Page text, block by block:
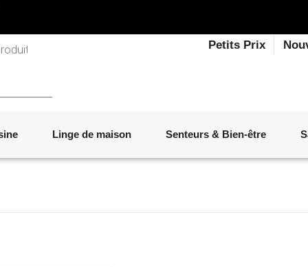
Petits Prix
OBJETS DÉCORATIFS
VAISSELLE
ÉLECTROMÉNAGER
Linge de maison Senteurs & Bien-être
SENTEURS D'INTÉRIEUR